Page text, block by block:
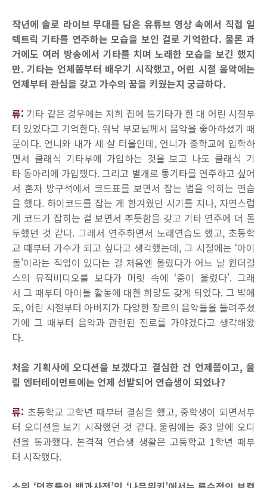
작년에 솔로 라이브 무대를 담은 유튜브 영상 속에서 직접 일
렉트릭 기타를 연주하는 모습을 보인 걸로 기억한다. 물론 과
거에도 여러 방송에서 기타를 치며 노래한 모습을 보긴 했지
만. 기타는 언제쯤부터 배우기 시작했고, 어린 시절 음악에는
언제부터 관심을 갖고 가수의 꿈을 키웠는지 궁금하다.
류: 기타 같은 경우에는 저희 집에 통기타가 한 대 어린 시절부
터 있었다고 기억한다. 워낙 부모님께서 음악을 좋아하셨기 때
문이다. 언니와 내가 세 살 터울인데, 언니가 중학교에 입학하
면서 클래식 기타부에 가입하는 것을 보고 나도 클래식 기
타 동아리에 가입했다. 그리고 별개로 통기타를 연주하고 싶어
서 혼자 방구석에서 코드표를 보면서 잡는 법을 익히는 연습
을 했다. 하이코드를 잡는 게 힘겨웠던 시기를 지나, 자연스럽
게 코드가 잡히는 걸 보면서 뿌듯함을 갖고 기타 연주에 더 몰
두했던 것 같다. 그래서 연주하면서 노래연습도 했고, 초등학
교 때부터 가수가 되고 싶다고 생각했는데, 그 시절에는 ‘아이
돌’이라는 직업이 있다는 걸 처음엔 몰랐다가 어느 날 원더걸
스의 뮤직비디오를 보다가 머릿 속에 ‘종이 울렸다’. 그래
서 그 때부터 아이돌 활동에 대한 희망도 갖게 되었다. 그 밖에
도, 어린 시절부터 아버지가 다양한 장르의 음악들을 들려주셨
기에 그 때부터 음악과 관련된 진로를 가야겠다고 생각해왔
다.
처음 기획사에 오디션을 보겠다고 결심한 건 언제쯤이고, 울
림 엔터테이먼트에는 언제 선발되어 연습생이 되었나?
류: 초등학교 고학년 때부터 결심을 했고, 중학생이 되면서부
터 오디션을 보기 시작했던 것 같다. 울림에는 중3 말에 오디
션을 통과했다. 본격적 연습생 생활은 고등학교 1학년 때부
터 시작했다.